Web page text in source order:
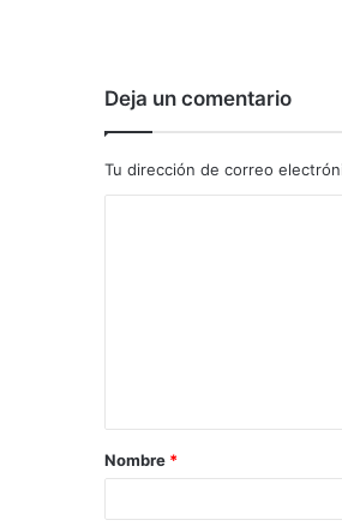
Deja un comentario
Tu dirección de correo
a
r
Nombre *